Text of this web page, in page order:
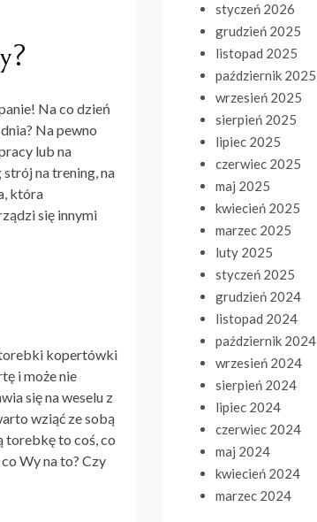
Na co dzień
Na pewno
lub na
na trening, na
która
się innymi
torebki kopertówki
i może nie
się na weselu z
wziąć ze sobą
torebkę to coś, co
Wy na to? Czy
styczeń 2026
grudzień 2025
listopad 2025
październik 2025
wrzesień 2025
sierpień 2025
lipiec 2025
czerwiec 2025
maj 2025
kwiecień 2025
marzec 2025
luty 2025
styczeń 2025
grudzień 2024
listopad 2024
październik 2024
wrzesień 2024
sierpień 2024
lipiec 2024
czerwiec 2024
maj 2024
kwiecień 2024
marzec 2024